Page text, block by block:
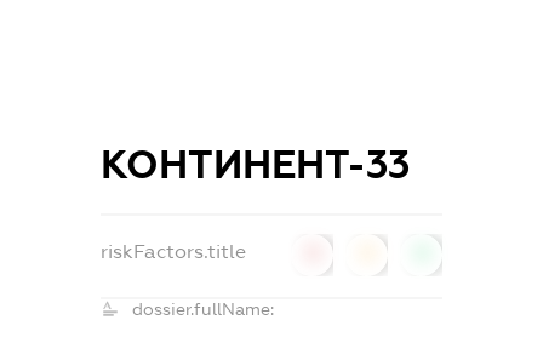
КОНТИНЕНТ-33
riskFactors.title
dossier.fullName: